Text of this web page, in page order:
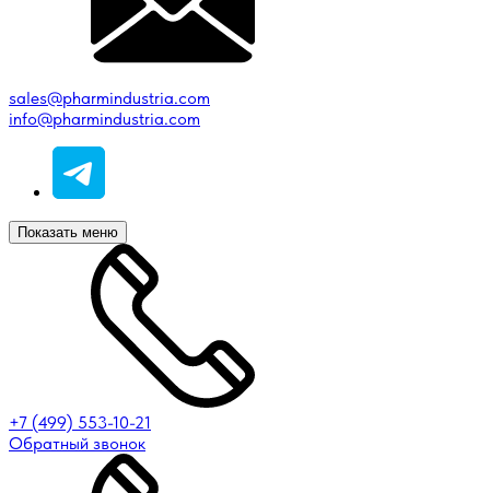
sales@pharmindustria.com
info@pharmindustria.com
Показать меню
+7 (499) 553-10-21
Обратный звонок